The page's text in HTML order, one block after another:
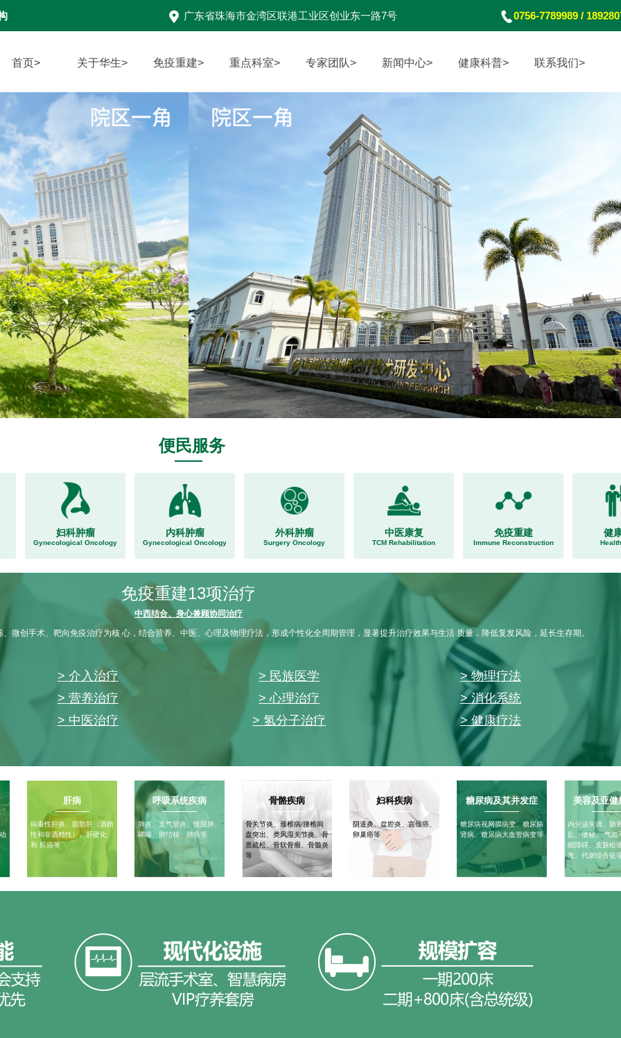
广东省珠海市金湾区联港工业区创业东一路7号 0756-7789989 /
首页> 关于华生> 免疫重建> 重点科室> 专家团队> 新闻中心> 健康科普> 联系我们>
便民服务
妇科肿瘤
Gynecological Oncology
内科肿瘤
Gynecological Oncology
外科肿瘤
Surgery Oncology
中医康复
TCM Rehabilitation
免疫重建
Immune Reconstruction
健
免疫重建13项治疗
中西结合、身心兼顾协同治疗
微创手术、靶向免疫治疗为核 心，结合营养、中医、心理及物理疗法，形成个性化全周期管理，显著提升治疗效果与生活 质量，降低复发风险，延长生存期。
> 介入治疗 > 民族医学
> 物理疗法
> 营养治疗
> 心理治疗
> 消化系统
> 中医治疗
> 氢分子治疗 > 健康疗法
肝病
病毒性肝炎、脂肪肝（酒精
性和非酒精性）、肝硬化
和 肝癌等
呼吸系统疾病
肺炎、支气管炎、慢阻肺、
哮喘、肺结核、肺癌等
骨骼疾病
骨关节炎、颈椎病/腰椎间
盘突出、类风湿关节炎、骨
质疏松、骨软骨瘤、骨髓炎
等
妇科疾病
阴道炎、盆腔炎、宫颈癌、
卵巢癌等
糖尿病及其并发症
糖尿病视网膜病变、糖尿病
肾病、糖尿病大血管病变等
美容及亚健
内分泌失调、肠
乱、便秘、 气血
眠障碍、皮肤松
发、代谢综合征